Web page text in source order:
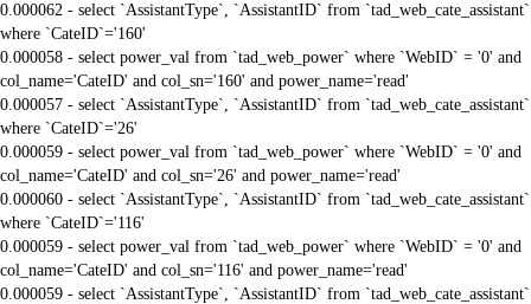
0.000062 - select `AssistantType`, `AssistantID` from `tad_web_cate_assistant`
where `CateID`='160'
0.000058 - select power_val from `tad_web_power` where `WebID` = '0' and
col_name='CateID' and col_sn='160' and power_name='read'
0.000057 - select `AssistantType`, `AssistantID` from `tad_web_cate_assistant`
where `CateID`='26'
0.000059 - select power_val from `tad_web_power` where `WebID` = '0' and
col_name='CateID' and col_sn='26' and power_name='read'
0.000060 - select `AssistantType`, `AssistantID` from `tad_web_cate_assistant`
where `CateID`='116'
0.000059 - select power_val from `tad_web_power` where `WebID` = '0' and
col_name='CateID' and col_sn='116' and power_name='read'
0.000059 - select `AssistantType`, `AssistantID` from `tad_web_cate_assistant`